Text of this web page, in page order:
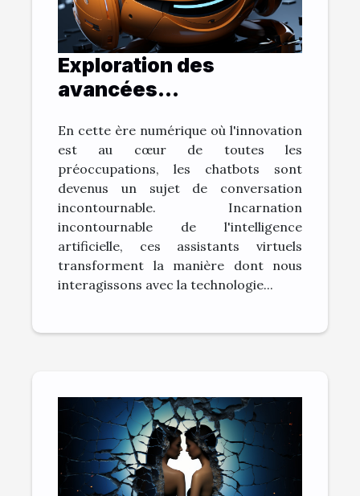
Exploration des
avancées
L'évolution des
chatbots
En cette ère numérique où l'innovation
est au cœur de toutes les
préoccupations, les chatbots sont
devenus un sujet de conversation
incontournable. Incarnation
incontournable de l'intelligence
artificielle, ces assistants virtuels
transforment la manière dont nous
interagissons avec la technologie...